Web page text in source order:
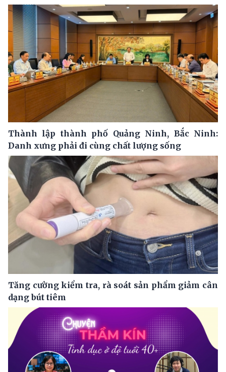
Thành lập thành phố Quảng Ninh, Bắc Ninh:
Danh xưng phải đi cùng chất lượng sống
Tăng cường kiểm tra, rà soát sản phẩm giảm cân
dạng bút tiêm